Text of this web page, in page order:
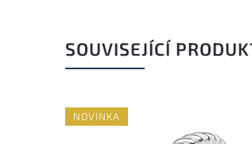
SOUVISEJÍCÍ
NOVINKA